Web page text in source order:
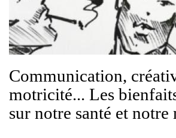
Communication,
motricité... Les
sur notre santé et notre